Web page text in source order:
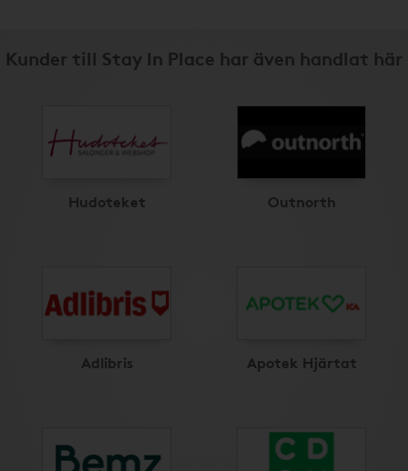
Kunder till Stay In Place har även handlat här
Hudoteket Outnorth
Adlibris Apotek Hjärtat